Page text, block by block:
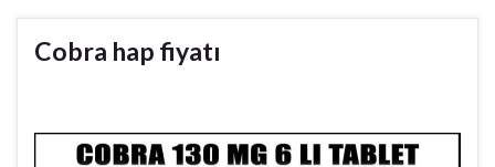
Cobra hap fiyatı